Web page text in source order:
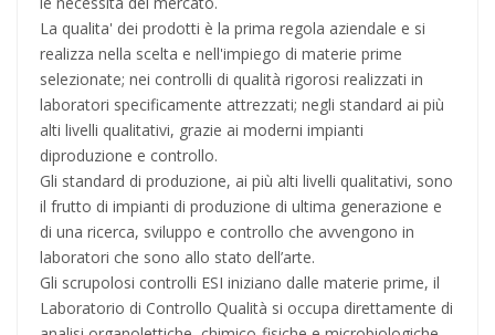
La qualita' dei prodotti è la prima regola aziendale e si
realizza nella scelta e nell'impiego di materie prime
selezionate; nei controlli di qualità rigorosi realizzati in
laboratori specificamente attrezzati; negli standard ai più
alti livelli qualitativi, grazie ai moderni impianti
diproduzione e controllo.
Gli standard di produzione, ai più alti livelli qualitativi, sono
il frutto di impianti di produzione di ultima generazione e
di una ricerca, sviluppo e controllo che avvengono in
laboratori che sono allo stato dell’arte.
Gli scrupolosi controlli ESI iniziano dalle materie prime, il
Laboratorio di Controllo Qualità si occupa direttamente di